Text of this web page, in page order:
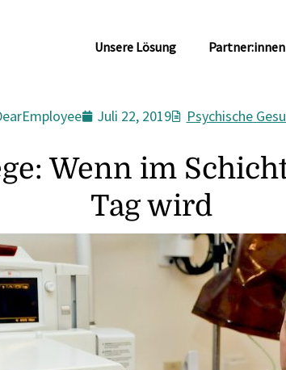
Unsere Lösung Partner:innen
Juli 22, 2019 Psychische
Wenn im
Tag wird